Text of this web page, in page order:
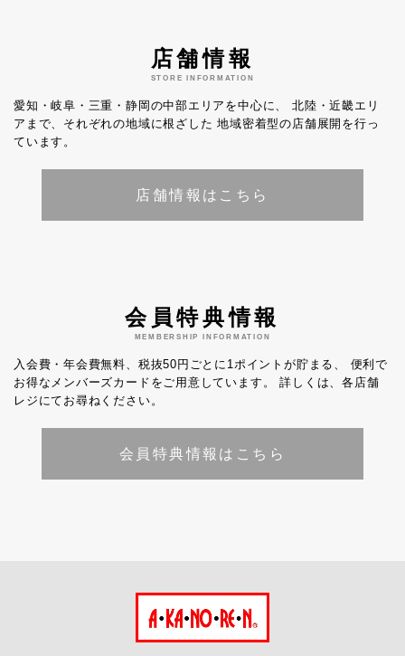
店舗情報
STORE INFORMATION
愛知・岐阜・三重・静岡の中部エリアを中心に、
北陸・近畿エリ
アまで、それぞれの地域に根ざした 地域密着型の店舗展開を行っ
ています。
店舗情報はこちら
会員特典情報
MEMBERSHIP INFORMATION
入会費・年会費無料、税抜50円ごとに1ポイントが貯まる、
便利で
お得なメンバーズカードをご用意しています。
詳しくは、各店舗
レジにてお尋ねください。
会員特典情報はこちら